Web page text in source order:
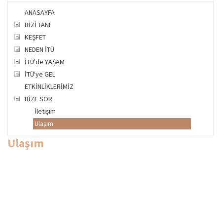
ANASAYFA
BİZİ TANI
KEŞFET
NEDEN İTÜ
İTÜ'de YAŞAM
İTÜ'ye GEL
ETKİNLİKLERİMİZ
BİZE SOR
İletişim
Ulaşım
Ulaşım